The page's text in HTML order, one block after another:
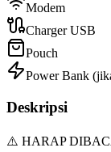
Modem
Charger USB
Pouch
Power Bank
Deskripsi
⚠️ HARAP